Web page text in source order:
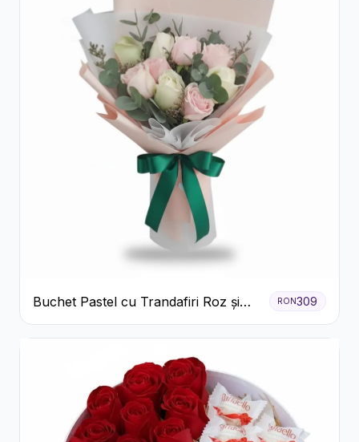
Buchet Pastel cu Trandafiri Roz și
Albi
RON309